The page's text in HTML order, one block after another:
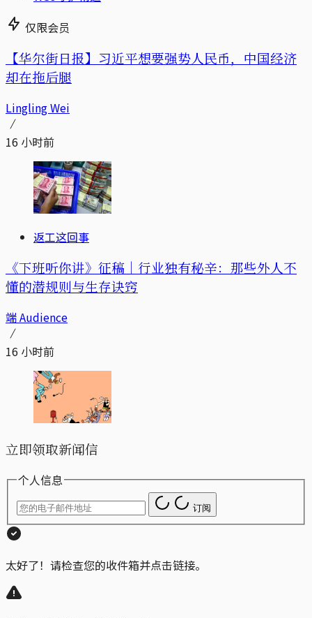
仅限会员
【华尔街日报】习近平想要强势人民币，中国经济
却在拖后腿
Lingling Wei
16 小时前
返工这回事
《下班听你讲》征稿｜行业独有秘辛：那些外人不
懂的潜规则与生存诀窍
端 Audience
16 小时前
立即领取新闻信
个人信息
订阅
太好了！请检查您的收件箱并点击链接。